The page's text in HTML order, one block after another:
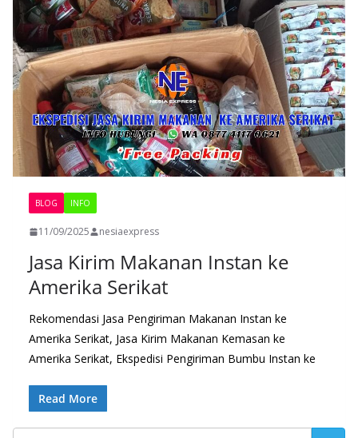
BLOG INFO
11/09/2025 nesiaexpress
Jasa Kirim Makanan Instan ke
Amerika Serikat
Rekomendasi Jasa Pengiriman Makanan Instan ke
Amerika Serikat, Jasa Kirim Makanan Kemasan ke
Amerika Serikat, Ekspedisi Pengiriman Bumbu Instan ke
Read More